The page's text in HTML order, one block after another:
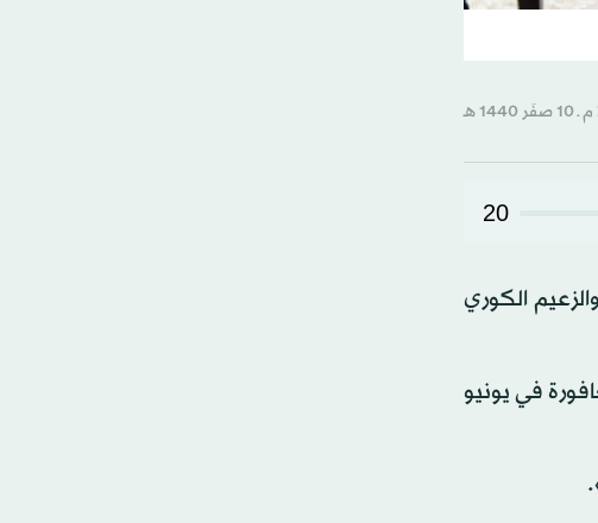
20
الكوري
في يونيو